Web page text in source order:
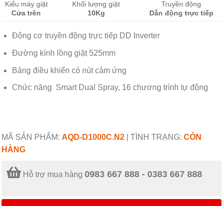
Kiểu máy giặt
Cửa trên
Khối lượng giặt
10Kg
Truyền động
Dẫn động trực tiếp
Động cơ truyền động trực tiếp DD Inverter
Đường kính lồng giặt 525mm
Bảng điều khiển có nút cảm ứng
Chức năng Smart Dual Spray, 16 chương trình tự động
MÃ SẢN PHẨM: AQD-D1000C.N2 TÌNH TRẠNG: CÒN
HÀNG
Hỗ trợ mua hàng 0983 667 888 - 0383 667 888